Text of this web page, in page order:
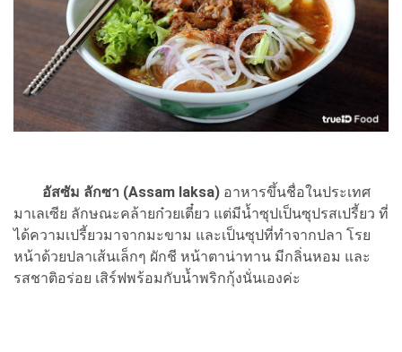
อัสซัม ลักซา (Assam laksa) อาหารขึ้นชื่อในประเทศ
มาเลเซีย ลักษณะคล้ายก๋วยเตี๋ยว แต่มีน้ำซุปเป็นซุปรสเปรี้ยว ที่
ได้ความเปรี้ยวมาจากมะขาม และเป็นซุปที่ทำจากปลา โรย
หน้าด้วยปลาเส้นเล็กๆ ผักชี หน้าตาน่าทาน มีกลิ่นหอม และ
รสชาติอร่อย เสิร์ฟพร้อมกับน้ำพริกกุ้งนั่นเองค่ะ